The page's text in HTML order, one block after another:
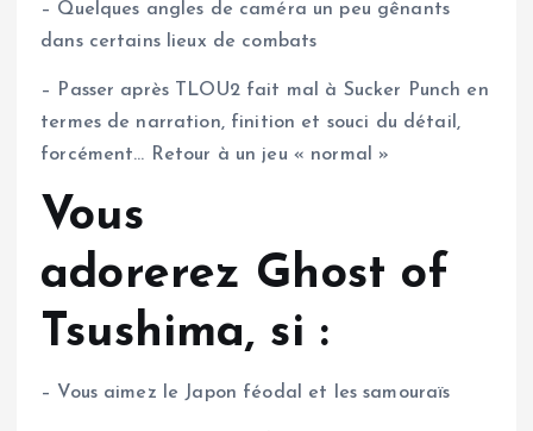
– Quelques angles de caméra un peu gênants
dans certains lieux de combats
– Passer après TLOU2 fait mal à Sucker Punch en
termes de narration, finition et souci du détail,
forcément… Retour à un jeu « normal »
Vous
adorerez Ghost of
Tsushima, si :
– Vous aimez le Japon féodal et les samouraïs